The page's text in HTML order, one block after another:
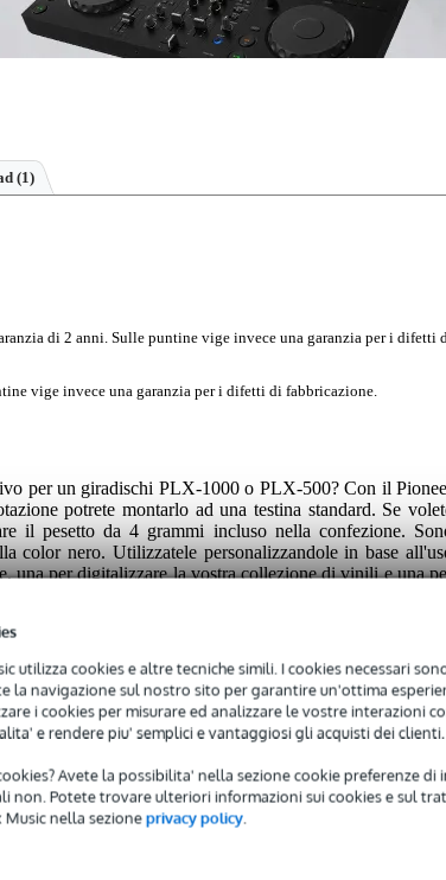
utilizza cookies e altre tecniche simili. I cookies necessari
la navigazione sul nostro sito per garantire un'ottima
i cookies per misurare ed analizzare le vostre interazioni
e rendere piu' semplici e vantaggiosi gli acquisti dei clienti.
Avete la possibilita' nella sezione cookie preferenze di
non. Potete trovare ulteriori informazioni sui cookies e sul
nella sezioneprivacy policy.
(1)
di 2 anni. Sulle puntine vige invece una garanzia per i difetti
vige invece una garanzia per i difetti di fabbricazione.
per un giradischi PLX-1000 o PLX-500? Con il
potrete montarlo ad una testina standard. Se
il pesetto da 4 grammi incluso nella confezione.
color nero. Utilizzatele personalizzandole in base
una per digitalizzare la vostra collezione di vinili e una